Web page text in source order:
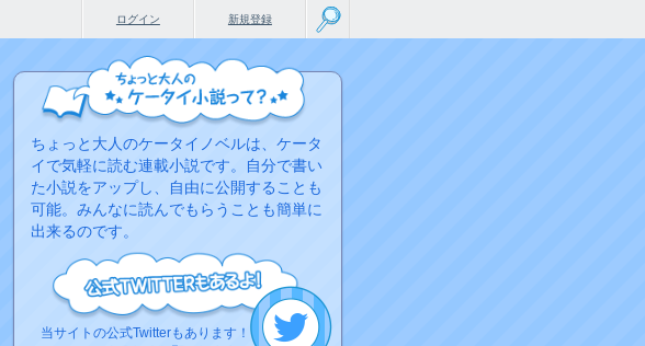
新規登録
ログイン
ちょっと大人のケータイノベルは、ケータ
イで気軽に読む連載小説です。自分で書い
た小説をアップし、自由に公開することも
可能。みんなに読んでもらうことも簡単に
出来るのです。
当サイトの公式Twitterもあります！